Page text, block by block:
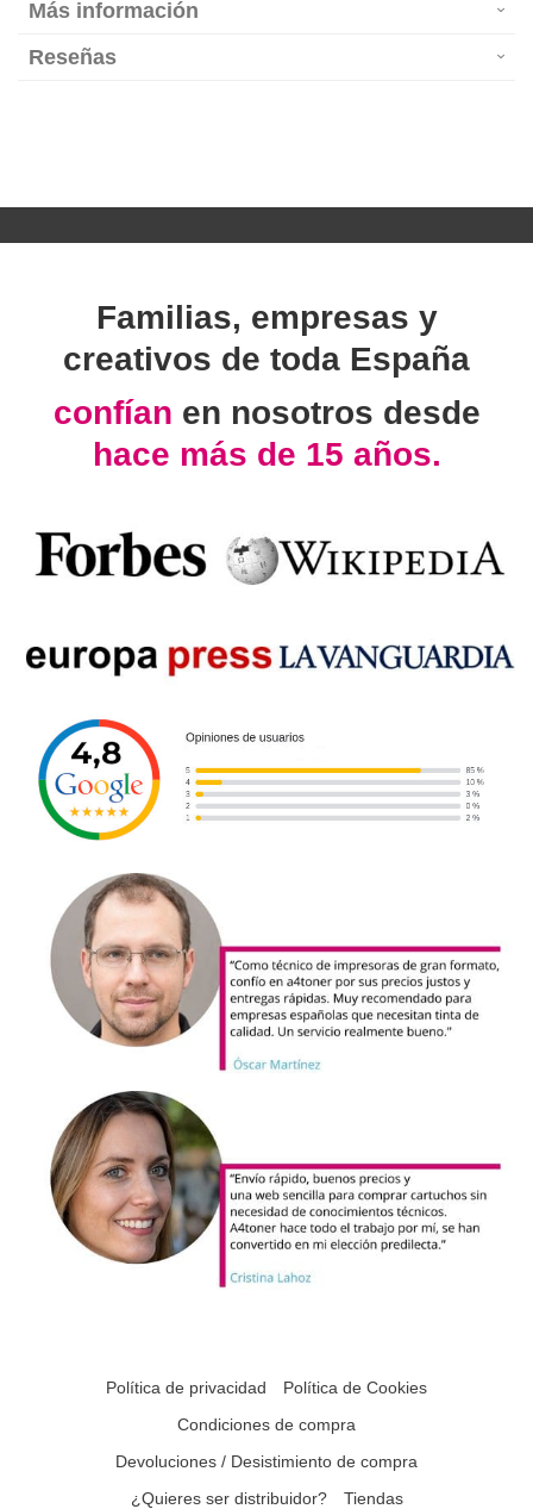
Más información
Reseñas
Familias, empresas y
creativos de toda España
confían en nosotros desde
hace más de 15 años.
Política de privacidad
Política de Cookies
Condiciones de compra
Devoluciones / Desistimiento de compra
¿Quieres ser distribuidor?
Tiendas